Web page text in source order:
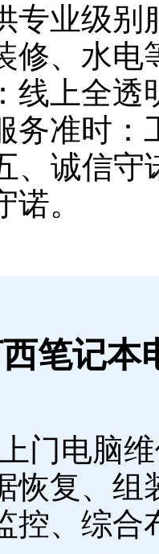
专业级别
修、水电
线上全
务准时：
、诚信
。
笔记本
门电脑
恢复、
控、综合